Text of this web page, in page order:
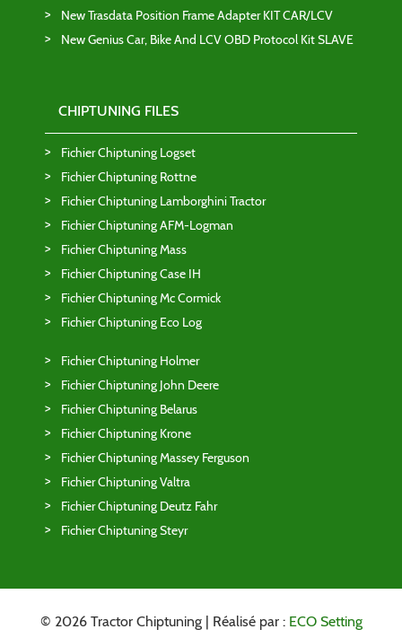
New Trasdata Position Frame Adapter KIT CAR/LCV
New Genius Car, Bike And LCV OBD Protocol Kit SLAVE
CHIPTUNING FILES
Fichier Chiptuning Logset
Fichier Chiptuning Rottne
Fichier Chiptuning Lamborghini Tractor
Fichier Chiptuning AFM-Logman
Fichier Chiptuning Mass
Fichier Chiptuning Case IH
Fichier Chiptuning Mc Cormick
Fichier Chiptuning Eco Log
Fichier Chiptuning Holmer
Fichier Chiptuning John Deere
Fichier Chiptuning Belarus
Fichier Chiptuning Krone
Fichier Chiptuning Massey Ferguson
Fichier Chiptuning Valtra
Fichier Chiptuning Deutz Fahr
Fichier Chiptuning Steyr
© 2026 Tractor Chiptuning | Réalisé par : ECO Setting